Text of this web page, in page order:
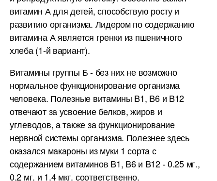
витамин А для детей, способствую росту и
развитию организма. Лидером по содержанию
витамина А является гренки из пшеничного
хлеба (1-й вариант).
Витамины группы Б - без них не возможно
нормальное функционирование организма
человека. Полезные витамины B1, B6 и B12
отвечают за усвоение белков, жиров и
углеводов, а также за функционирование
нервной системы организма. Полезнее здесь
оказался макароны из муки 1 сорта с
содержанием витаминов B1, B6 и B12 - 0.25 мг.,
0.2 мг. и 1.4 мкг. соответственно.